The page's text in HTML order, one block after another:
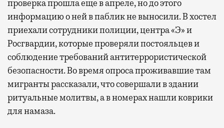
проверка прошла еще в апреле, но до этого
информацию о ней в паблик не выносили. В хостел
приехали сотрудники полиции, центра «Э» и
Росгвардии, которые проверяли постояльцев и
соблюдение требований антитеррористической
безопасности. Во время опроса проживавшие там
мигранты рассказали, что совершали в здании
ритуальные молитвы, а в номерах нашли коврики
для намаза.